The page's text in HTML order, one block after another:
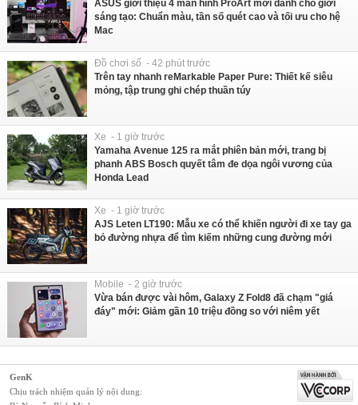
ASUS giới thiệu 4 màn hình ProArt mới dành cho giới
sáng tạo: Chuẩn màu, tần số quét cao và tối ưu cho hệ
Mac
Đồ chơi số - 42 phút trước
Trên tay nhanh reMarkable Paper Pure: Thiết kế siêu
mỏng, tập trung ghi chép thuần túy
Xe - 1 giờ trước
Yamaha Avenue 125 ra mắt phiên bản mới, trang bị
phanh ABS Bosch quyết tâm đe dọa ngôi vương của
Honda Lead
Xe - 1 giờ trước
AJS Leten LT190: Mẫu xe có thể khiến người đi xe tay ga
bỏ đường nhựa để tìm kiếm những cung đường mới
Mobile - 2 giờ trước
Vừa bán được vài hôm, Galaxy Z Fold8 đã chạm "giá
đáy" mới: Giảm gần 10 triệu đồng so với niêm yết
GenK
Chịu trách nhiệm quản lý nội dung: